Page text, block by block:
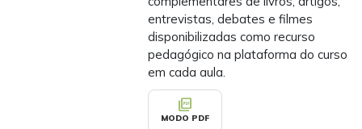
entrevistas, debates e filmes
disponibilizadas como recurso
pedagógico na plataforma do curso
em cada aula.
picture_as_pdf
MODO PDF